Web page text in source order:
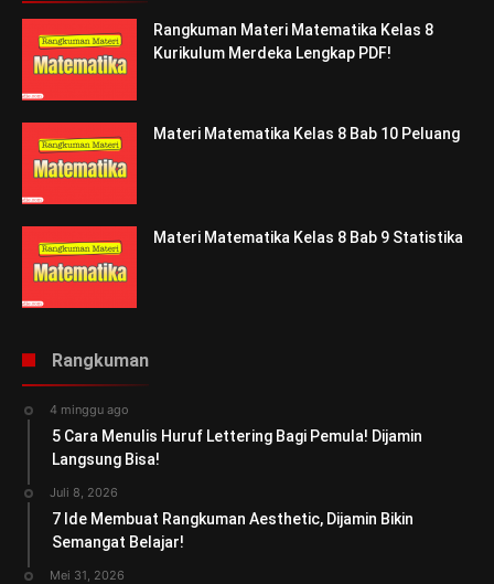
Rangkuman Materi Matematika Kelas 8
Kurikulum Merdeka Lengkap PDF!
Materi Matematika Kelas 8 Bab 10 Peluang
Materi Matematika Kelas 8 Bab 9 Statistika
Rangkuman
4 minggu ago
5 Cara Menulis Huruf Lettering Bagi Pemula! Dijamin
Langsung Bisa!
Juli 8, 2026
7 Ide Membuat Rangkuman Aesthetic, Dijamin Bikin
Semangat Belajar!
Mei 31, 2026